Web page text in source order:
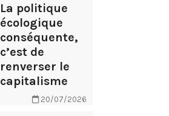
La politique
écologique
conséquente,
c’est de
renverser le
capitalisme
20/07/2026